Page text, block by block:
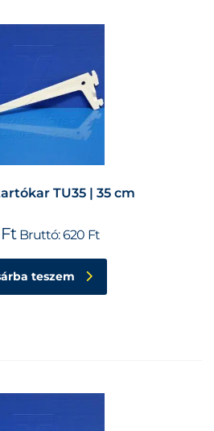
TU35 | 35 cm
Ft Bruttó:620 Ft
teszem